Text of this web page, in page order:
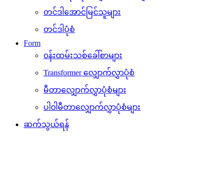
တင်ဒါအောင်မြင်သူများ
တင်ဒါပုံစံ
Form
၀န်းထမ်းသစ်ခေါ်စာများ
Transformer လျှောက်လွှာပုံစံ
မီတာလျှောက်လွှာပုံစံများ
ပါ၀ါမီတာလျှောက်လွှာပုံစံများ
ဆက်သွယ်ရန်